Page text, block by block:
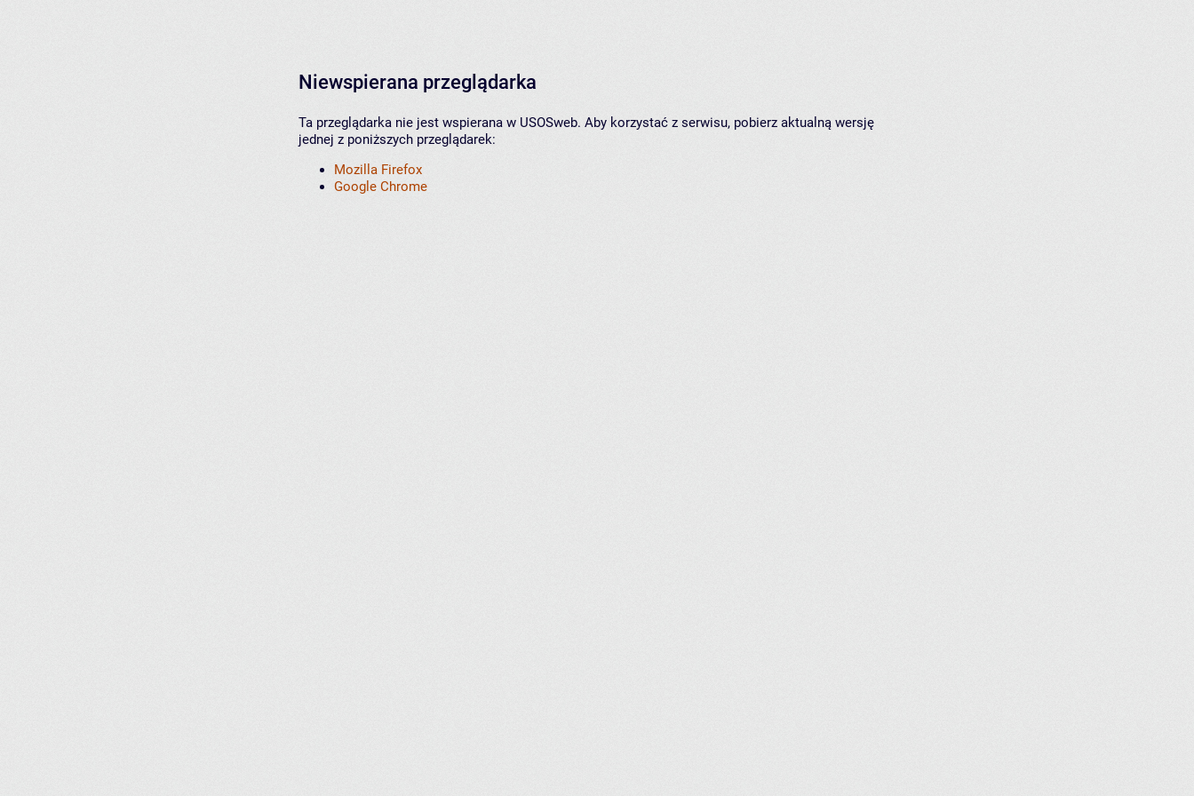
Niewspierana przeglądarka
Ta przeglądarka nie jest wspierana w USOSweb. Aby korzystać z serwisu, pobierz aktualną wersję
jednej z poniższych przeglądarek:
Mozilla Firefox
Google Chrome